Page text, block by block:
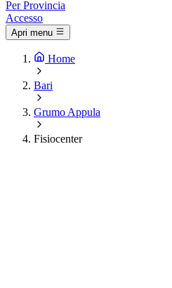
Per Provincia
Accesso
Apri menu
Home
Bari
Grumo Appula
Fisiocenter